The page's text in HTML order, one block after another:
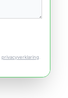
privacyverklaring.